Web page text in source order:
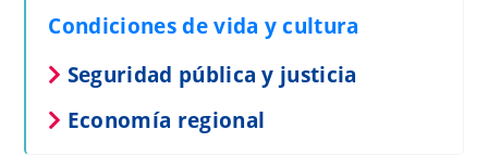
Condiciones de vida y cultura
Seguridad pública y justicia
Economía regional